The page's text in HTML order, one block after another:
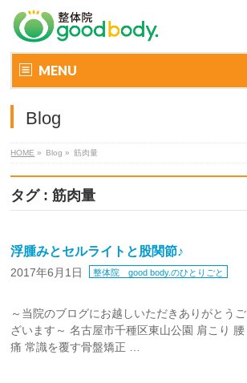
MENU
Blog
HOME » Blog » 筋肉量
タグ : 筋肉量
浮腫みとセルライトと股関節♪
2017年6月1日 整体院 good body.のひとりごと
～当院のブログにお越しいただきありがとうご
ざいます～ 名古屋市千種区東山公園 肩こり 腰
痛 常識を覆す骨盤矯正 …